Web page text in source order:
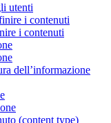
utenti
i contenuti
i contenuti
dell’informazione
(content type)